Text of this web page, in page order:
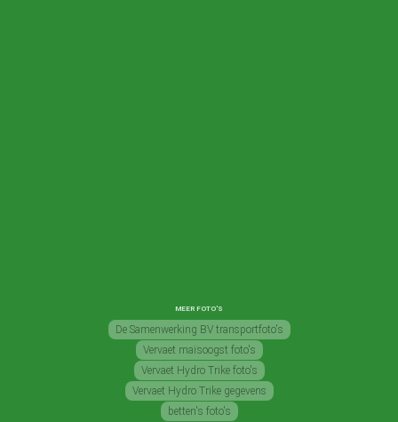
MEER FOTO'S
De Samenwerking BV transportfoto's
Vervaet maïsoogst foto's
Vervaet Hydro Trike foto's
Vervaet Hydro Trike gegevens
betten's foto's